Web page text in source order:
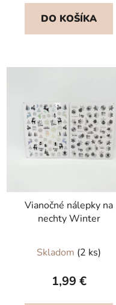
5,0
z
DO KOŠÍKA
Vianočné nálepky na
nechty Winter
Skladom (2 ks)
1,99 €